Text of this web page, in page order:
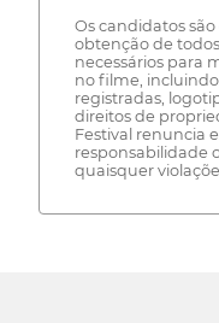
Os candidatos
obtenção de
necessários para
no filme,
registradas,
direitos de
Festival renuncia
responsabilidade
quaisquer